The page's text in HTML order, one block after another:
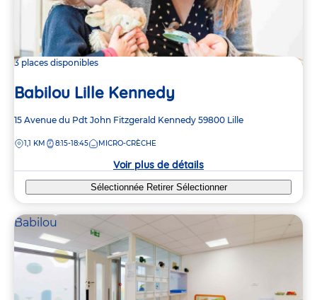
3 places disponibles
Babilou Lille Kennedy
Adresse
la
15 Avenue du Pdt John Fitzgerald Kennedy 59800 Lille
DISTANCE
1,1 KM 8:15-18:45 MICRO-CRÈCHE
Voir plus de détails
Sélectionnée Retirer Sélectionner
Babilou